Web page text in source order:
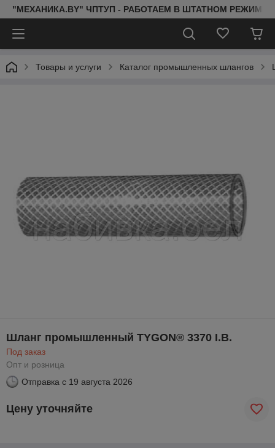
"МЕХАНИКА.BY" ЧПТУП - РАБОТАЕМ В ШТАТНОМ РЕЖИМЕ
Товары и услуги Каталог промышленных шлангов
Шланг промышленный TYGON® 3370 I.B.
Под заказ
Опт и розница
Отправка с 19 августа 2026
Цену уточняйте